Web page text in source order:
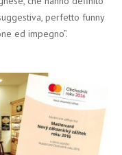
perfetto funny
ed impegno”.